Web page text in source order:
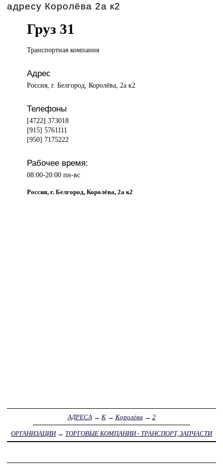
адресу Королёва 2а к2
Груз 31
Транспортная компания
Адрес
Россия, г. Белгород, Королёва, 2а к2
Телефоны
[4722] 373018
[915] 5761111
[950] 7175222
Рабочее время:
08:00-20:00 пн-вс
Россия, г. Белгород, Королёва, 2а к2
АДРЕСА → К→ Королёва → 2
ОРГАНИЗАЦИИ→ ТОРГОВЫЕ КОМПАНИИ - ТРАНСПОРТ, ЗАПЧАСТИ